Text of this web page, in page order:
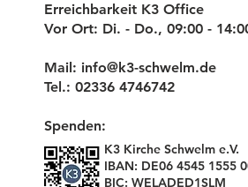
Erreichbarkeit K3 Office
Vor Ort: Di. - Do., 09:00 -
Mail: info@k3-schwelm.de
Tel.: 02336 4746742
Spenden:
K3 Kirche Schwelm e.V.
IBAN: DE06 4545 1555
BIC: WELADED1SLM